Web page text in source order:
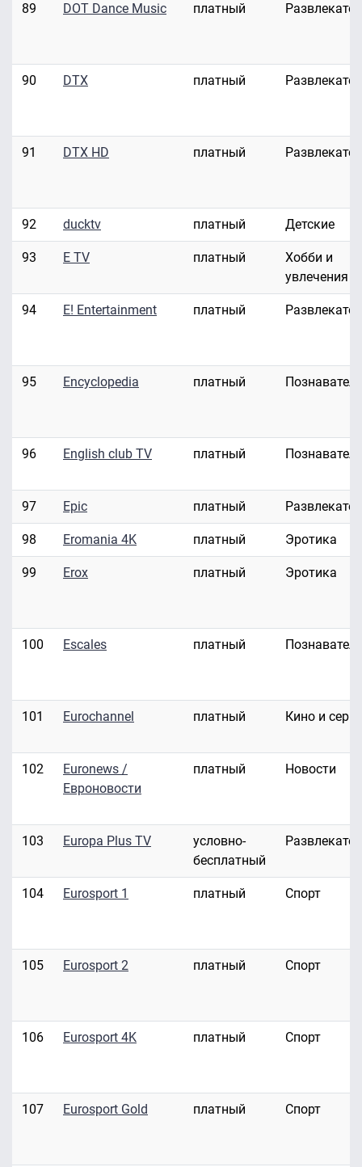
89 DOT Dance Music платный
90 DTX платный
91 DTX HD платный
92 ducktv платный Детские
93 E TV платный
Хобби и
увлечения
94 E! Entertainment платный
95 Encyclopedia платный
96 English club TV платный
97 Epic платный
98 Eromania 4K платный Эротика
99 Erox платный Эротика
100 Escales платный
101 Eurochannel платный Кино и
102
Euronews /
Евроновости
платный Новости
103 Europa Plus TV
условно-
бесплатный
104 Eurosport 1 платный Спорт
105 Eurosport 2 платный Спорт
106 Eurosport 4K платный Спорт
107 Eurosport Gold платный Спорт